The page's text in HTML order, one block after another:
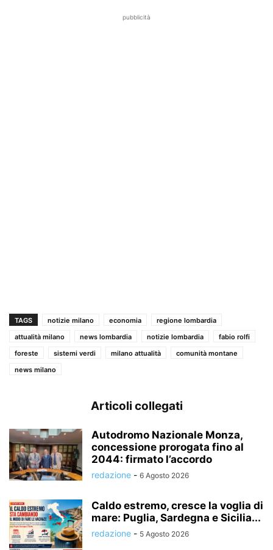
pubblicità
TAGS notizie milano economia
regione lombardia
attualità milano
news lombardia notizie lombardia
fabio rolfi
foreste
sistemi verdi milano attualità
comunità montane
news milano
Articoli collegati
Autodromo Nazionale Monza,
concessione prorogata fino al
2044: firmato l’accordo
redazione - 6 Agosto 2026
Caldo estremo, cresce la voglia di
mare: Puglia, Sardegna e Sicilia...
redazione - 5 Agosto 2026